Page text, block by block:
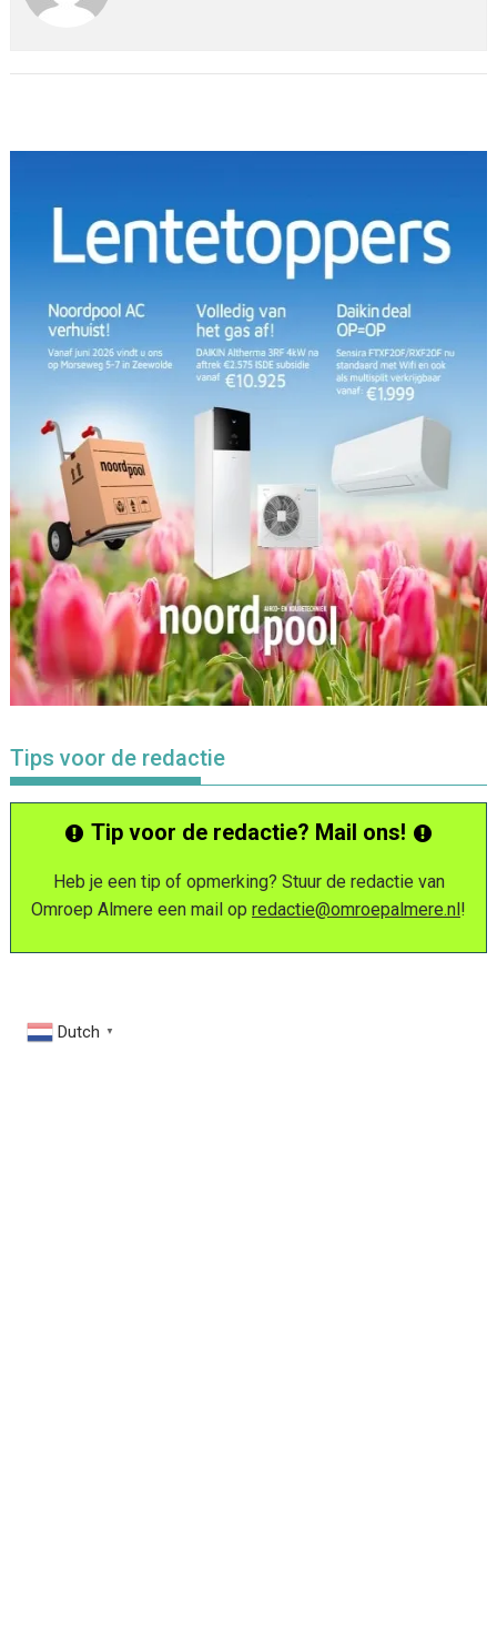
Tips voor de redactie
Tip voor de redactie? Mail ons!
Heb je een tip of opmerking? Stuur de redactie van
Omroep Almere een mail op redactie@omroepalmere.nl!
Dutch ▼